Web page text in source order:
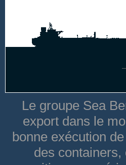
Le groupe Sea
export dans le
bonne exécution
des